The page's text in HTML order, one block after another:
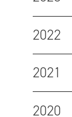
2022
2021
2020